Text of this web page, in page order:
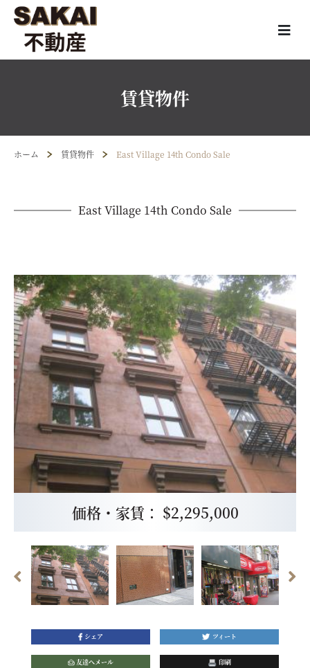
賃貸物件
ホーム 賃貸物件 East Village 14th Condo Sale
East Village 14th Condo Sale
価格・家賃： $2,295,000
シェア ツィート
友達へメール 印刷